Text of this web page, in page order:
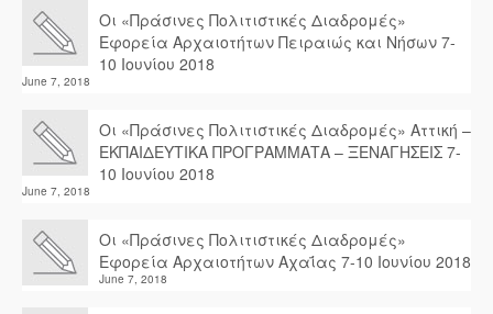
Οι «Πράσινες Πολιτιστικές Διαδρομές»
Εφορεία Αρχαιοτήτων Πειραιώς και Νήσων 7-
10 Ιουνίου 2018
June 7, 2018
Οι «Πράσινες Πολιτιστικές Διαδρομές» Αττική –
ΕΚΠΑΙΔΕΥΤΙΚΑ ΠΡΟΓΡΑΜΜΑΤΑ – ΞΕΝΑΓΗΣΕΙΣ 7-
10 Ιουνίου 2018
June 7, 2018
Οι «Πράσινες Πολιτιστικές Διαδρομές»
Εφορεία Αρχαιοτήτων Αχαΐας 7-10 Ιουνίου 2018
June 7, 2018